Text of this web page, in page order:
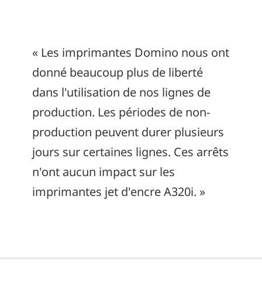
« Les imprimantes Domino nous ont
donné beaucoup plus de liberté
dans l'utilisation de nos lignes de
production. Les périodes de non-
production peuvent durer plusieurs
jours sur certaines lignes. Ces arrêts
n'ont aucun impact sur les
imprimantes jet d'encre A320i. »